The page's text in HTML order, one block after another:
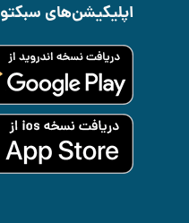
اپلیکیشن‌های سبکتو